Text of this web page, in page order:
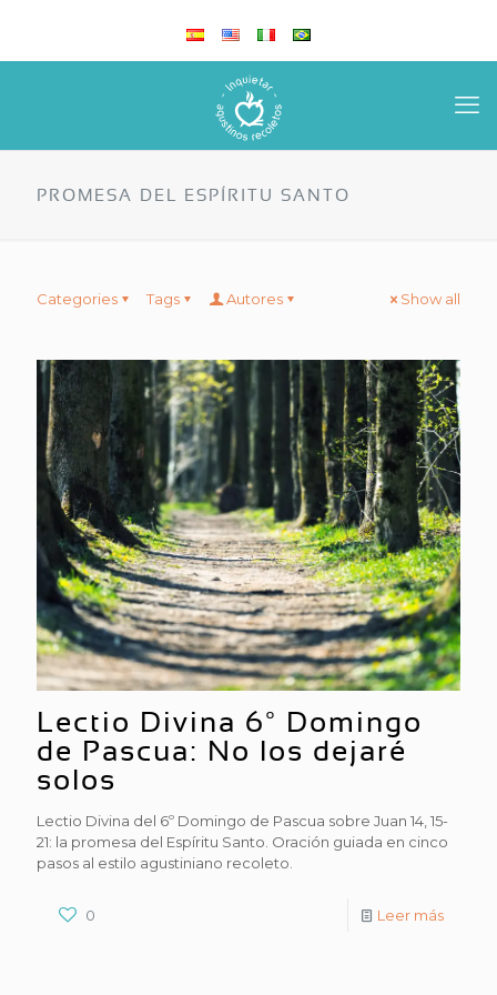
PROMESA DEL ESPÍRITU SANTO
Categories Tags Autores Show all
Lectio Divina 6º Domingo
de Pascua: No los dejaré
solos
Lectio Divina del 6º Domingo de Pascua sobre Juan 14, 15-
21: la promesa del Espíritu Santo. Oración guiada en cinco
pasos al estilo agustiniano recoleto.
0 Leer más